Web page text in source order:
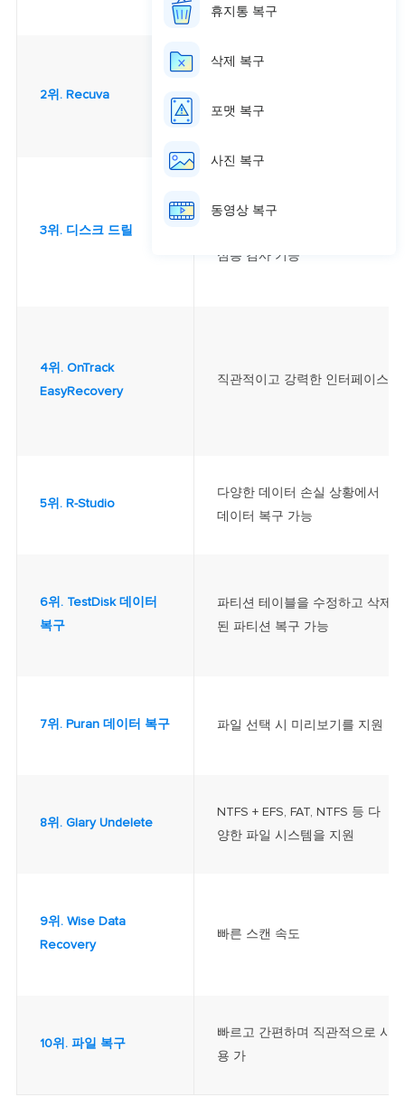
2위. Recuva
용하기 쉬움
3위. 디스크 드릴
모든 파일 시스템을 지원
심층 검사 기능
4위. OnTrack
EasyRecovery
직관적이고 강력한 인터페이스
5위. R-Studio
다양한 데이터 손실 상황에서
데이터 복구 가능
6위. TestDisk 데이터
복구
파티션 테이블을 수정하고 삭제
된 파티션 복구 가능
7위. Puran 데이터 복구 파일 선택 시 미리보기를 지원
8위. Glary Undelete
NTFS + EFS, FAT, NTFS 등 다
양한 파일 시스템을 지원
9위. Wise Data
Recovery
빠른 스캔 속도
10위. 파일 복구
빠르고 간편하며 직관적으로 사
용 가
휴지통 복구
삭제 복구
포맷 복구
사진 복구
동영상 복구